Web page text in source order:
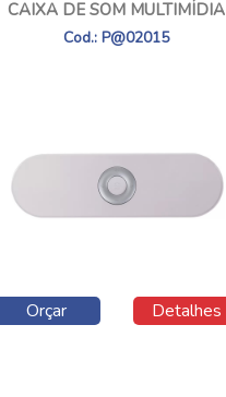
CAIXA DE SOM MULTIMÍDIA
Cod.: P@02015
Orçar Detalhes